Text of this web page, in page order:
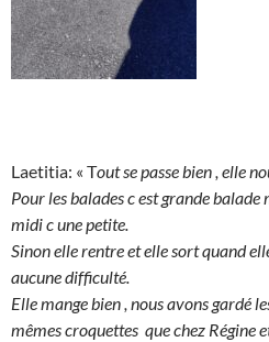
Laetitia: « Tout se passe bien , elle
Pour les balades c est grande
midi c une petite.
Sinon elle rentre et elle sort quand
aucune difficulté.
Elle mange bien , nous avons gardé
mêmes croquettes que chez Régine